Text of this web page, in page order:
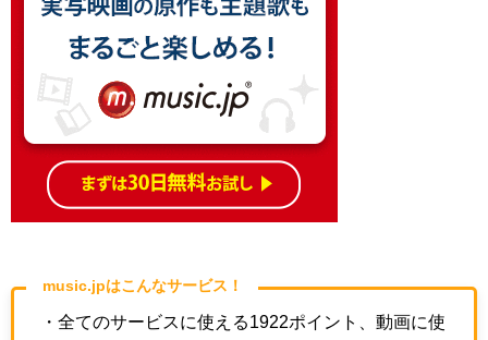
music.jpはこんなサービス！
・全てのサービスに使える1922ポイント、動画に使